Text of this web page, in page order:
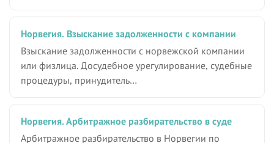
Норвегия. Взыскание задолженности с компании
Взыскание задолженности с норвежской компании
или физлица. Досудебное урегулирование, судебные
процедуры, принудитель…
Норвегия. Арбитражное разбирательство в суде
Арбитражное разбирательство в Норвегии по